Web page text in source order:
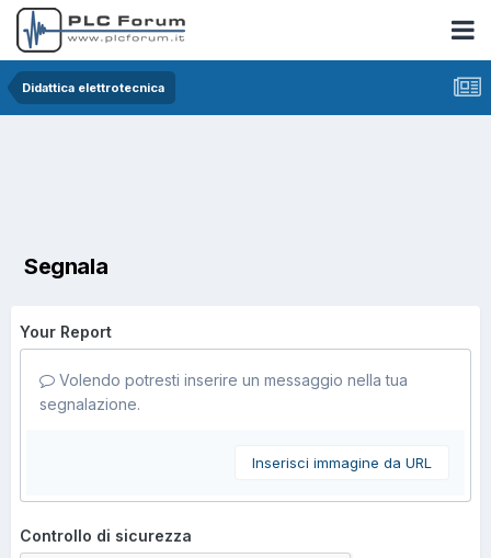
Didattica elettrotecnica
Segnala
Your Report
Volendo potresti inserire un messaggio nella tua
segnalazione.
Inserisci immagine da URL
Controllo di sicurezza